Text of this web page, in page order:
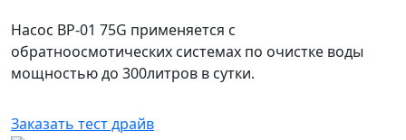
Насос BP-01 75G применяется с
обратноосмотических системах по очистке воды
мощностью до 300литров в сутки.
Заказать тест драйв